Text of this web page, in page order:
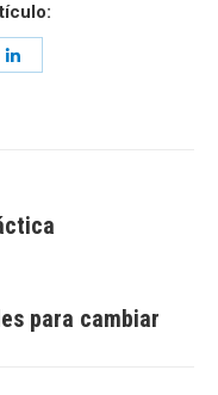
para cambiar